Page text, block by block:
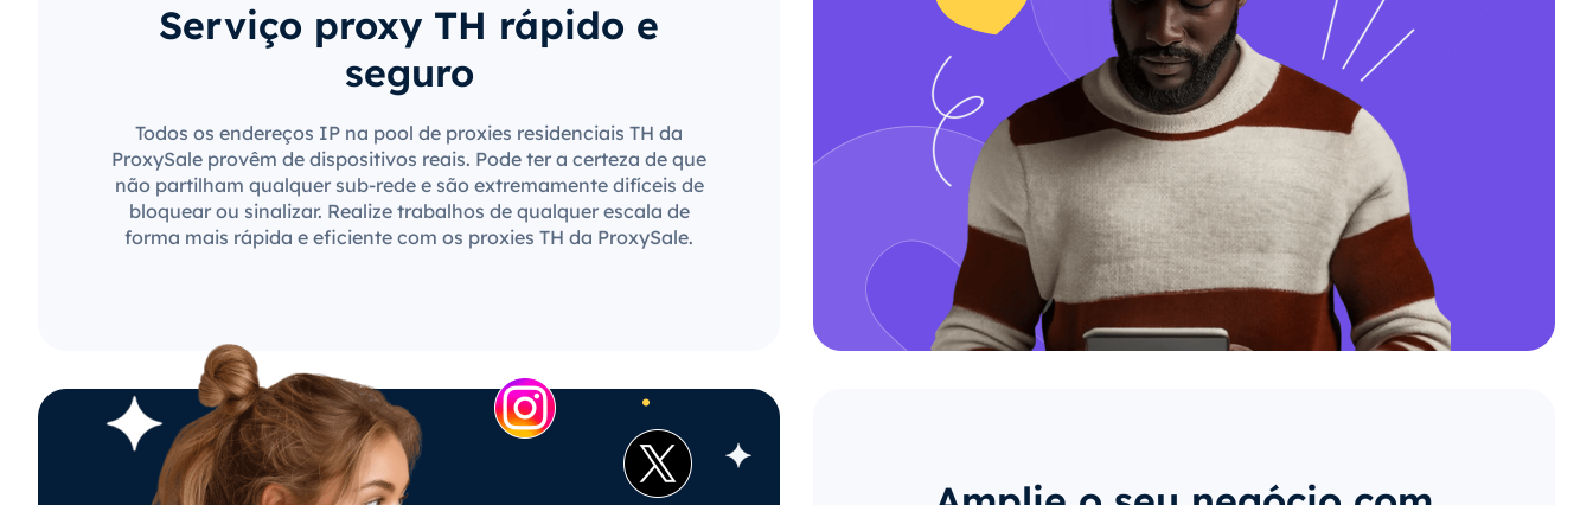
Serviço proxy TH rápido e
seguro
Todos os endereços IP na pool de proxies residenciais TH da
ProxySale provêm de dispositivos reais. Pode ter a certeza de que
não partilham qualquer sub-rede e são extremamente difíceis de
bloquear ou sinalizar. Realize trabalhos de qualquer escala de
forma mais rápida e eficiente com os proxies TH da ProxySale.